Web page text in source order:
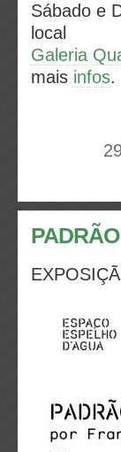
Sábado e
local
Galeria
mais infos.